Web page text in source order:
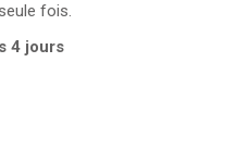
fois.
4 jours